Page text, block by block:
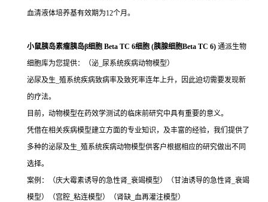
血清液体培养基有效期为12个月。
小鼠胰岛素瘤胰岛β细胞 Beta TC 6细胞 (胰腺细胞Beta TC 6) 通派生物
细胞库为您提供：（泌_尿系统疾病动物模型）
泌尿及生_殖系统疾病致病率及致死率连年上升，因此迫切需要发现新
的疗法。
目前，动物模型在药效学测试的临床前研究中具有重要的意义。
凭借在相关疾病模型建立方面的专业知识，及丰富的经验，我们提供了
多种的泌尿及生_殖系统疾病动物模型供客户根据相应的研究做出不同
选择。
案例：（庆大霉素诱导的急性肾_衰竭模型）（甘油诱导的急性肾_衰竭
模型）（宫腔_粘连模型）（肾缺_血再灌注模型）